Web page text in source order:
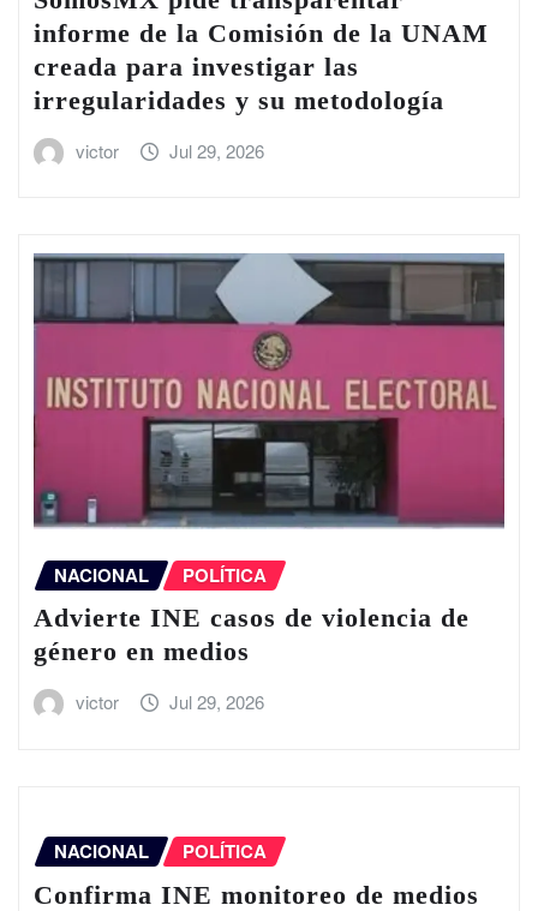
informe de la Comisión de la UNAM
creada para investigar las
irregularidades y su metodología
victor Jul 29, 2026
NACIONAL POLÍTICA
Advierte INE casos de violencia de
género en medios
victor Jul 29, 2026
NACIONAL POLÍTICA
Confirma INE monitoreo de medios